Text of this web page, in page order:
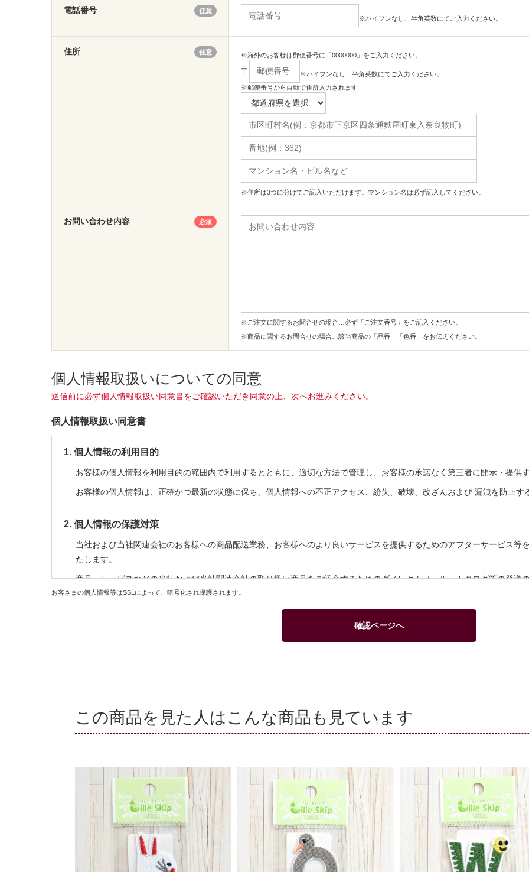
電話番号
任意
※ハイフンなし、半角英数にてご入力ください。
住所 任意 ※海外のお客様は郵便番号に「0000000」をご入力ください。
〒
※ハイフンなし、半角英数にてご入力ください。
※郵便番号から自動で住所入力されます
※住所は3つに分けてご記入いただけます。マンション名は必ず記入してください。
お問い合わせ内容 必須
※ご注文に関するお問合せの場合…必ず「ご注文番号」をご記入ください。
※商品に関するお問合せの場合…該当商品の「品番」「色番」をお伝えください。
個人情報取扱いについての同意
送信前に必ず個人情報取扱い同意書をご確認いただき同意の上、次へお進みください。
個人情報取扱い同意書
1. 個人情報の利用目的
お客様の個人情報を利用目的の範囲内で利用するとともに、適切な方法で管理し、お客様の承諾なく第三者に開示・提供
お客様の個人情報は、正確かつ最新の状態に保ち、個人情報への不正アクセス、紛失、破壊、改ざんおよび 漏洩を防止す
2. 個人情報の保護対策
当社および当社関連会社のお客様への商品配送業務、お客様へのより良いサービスを提供するためのアフターサービス等
たします。
商品、サービスなどの当社および当社関連会社の取り扱い商品をご紹介するためのダイレクトメール、カタログ等の発送
の利用はお客様からの申し出により停止することができます。
商品の購入等において、クレジットカード等による代金決済を行う場合に、クレジットカード等の有効性を確認するため
お客様よりお預かりした個人情報の処理を外部へ委託する場合には、漏洩などを行わないよう、適切な管理を実施いたしま
お客様がご自身の情報の確認、訂正、利用停止、消去等を希望される場合には、下記窓口までご連絡下さい。
すみやかに対応させていただきます。
お客様相談窓口
〒600-8004
京都府京都市下京区四条通麩屋町東入奈良物町362 株式会社ノムラテーラー
担当：オンラインショップ係
お客さまの個人情報等はSSLによって、暗号化され保護されます。
確認ページへ
この商品を見た人はこんな商品も見ています